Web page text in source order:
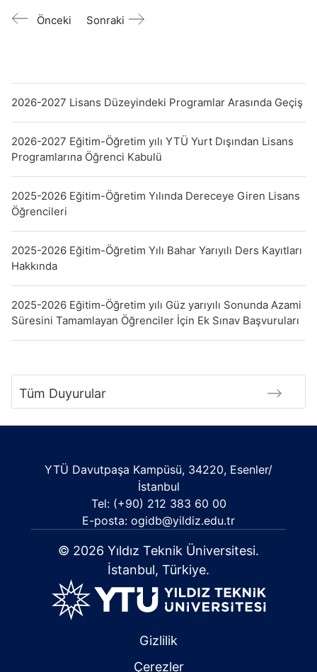
Önceki Sonraki
2026-2027 Lisans Düzeyindeki Programlar Arasında Geçiş
2026-2027 Eğitim-Öğretim yılı YTÜ Yurt Dışından Lisans
Programlarına Öğrenci Kabulü
2025-2026 Eğitim-Öğretim Yılında Dereceye Giren Lisans
Öğrencileri
2025-2026 Eğitim-Öğretim Yılı Bahar Yarıyılı Ders Kayıtları
Hakkında
2025-2026 Eğitim-Öğretim yılı Güz yarıyılı Sonunda Azami
Süresini Tamamlayan Öğrenciler İçin Ek Sınav Başvuruları
Tüm Duyurular
YTÜ Davutpaşa Kampüsü, 34220, Esenler/
İstanbul
Tel: (+90) 212 383 60 00
E-posta: ogidb@yildiz.edu.tr
© 2026 Yıldız Teknik Üniversitesi.
İstanbul, Türkiye.
Gizlilik
Çerezler